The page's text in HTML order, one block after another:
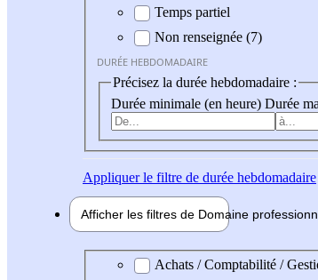
Temps partiel
Non renseignée (7)
DURÉE HEBDOMADAIRE
Précisez la durée hebdomadaire :
Durée minimale (en heure) Durée
Appliquerle filtre de durée hebdomadaire
Afficher les filtres de Domaine pro
Domaine professionel
Achats / Comptabilité /